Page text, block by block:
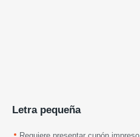
Letra pequeña